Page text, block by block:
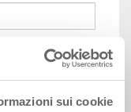
sui cookie